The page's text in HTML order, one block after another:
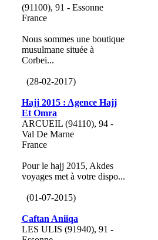
(91100), 91 - Essonne
France
Nous sommes une boutique
musulmane située à
Corbei...
(28-02-2017)
Hajj 2015 : Agence Hajj
Et Omra
ARCUEIL (94110), 94 -
Val De Marne
France
Pour le hajj 2015, Akdes
voyages met à votre dispo...
(01-07-2015)
Caftan Aniiqa
LES ULIS (91940), 91 -